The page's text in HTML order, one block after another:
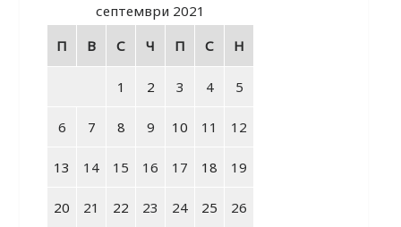
септември 2021
П
В С Ч П С Н
1 2 3 4 5
6 7 8 9 10 11 12
13 14 15 16 17 18 19
20 21 22 23 24 25 26